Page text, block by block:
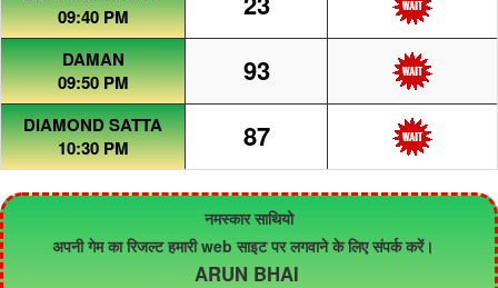
09:40 PM
DAMAN
09:50 PM
93
DIAMOND SATTA
10:30 PM
87
नमस्कार साथियो
अपनी गेम का रिजल्ट हमारी web साइट पर लगवाने के लिए संपर्क करें।
ARUN BHAI